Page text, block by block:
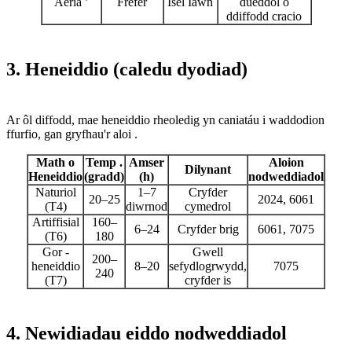
ddiffodd cracio
3. Heneiddio (caledu dyodiad)
Ar ôl diffodd, mae heneiddio rheoledig yn caniatáu i waddodion
ffurfio, gan gryfhau'r aloi .
Math o
Heneiddio
Temp .
(gradd)
Amser
(h)
Dilynant
Aloion
nodweddiadol
Naturiol
(T4)
20–25
1–7
diwrnod
Cryfder
cymedrol
2024, 6061
Artiffisial
(T6)
160–
180
6–24 Cryfder brig
6061, 7075
Gor -
heneiddio
(T7)
200–
240
8–20
Gwell
sefydlogrwydd,
cryfder is
7075
4. Newidiadau eiddo nodweddiadol